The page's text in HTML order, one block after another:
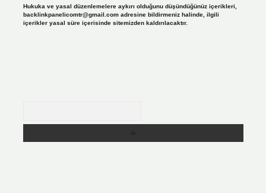
Hukuka ve yasal düzenlemelere aykırı olduğunu düşündüğünüz içerikleri,
backlinkpanelicomtr@gmail.comadresine bildirmeniz halinde, ilgili
içerikler yasal süre içerisinde sitemizden kaldırılacaktır.